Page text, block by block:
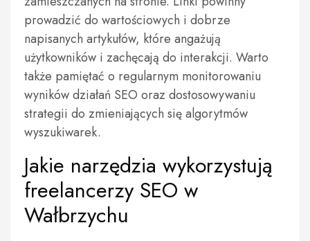
prowadzić do wartościowych i dobrze
napisanych artykułów, które angażują
użytkowników i zachęcają do interakcji. Warto
także pamiętać o regularnym monitorowaniu
wyników działań SEO oraz dostosowywaniu
strategii do zmieniających się algorytmów
wyszukiwarek.
Jakie narzędzia wykorzystują
freelancerzy SEO w
Wałbrzychu